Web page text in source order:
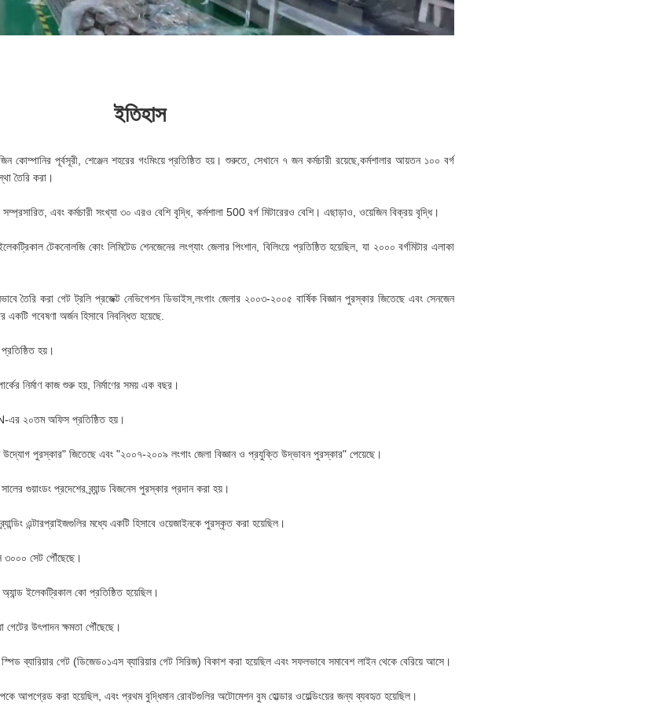
ইতিহাস
পূর্বসূরী, শেঞ্জেন শহরের গংমিংয়ে প্রতিষ্ঠিত হয়। শুরুতে, সেখানে ৭ জন কর্মচারী রয়েছে,কর্মশালার আয়তন ১০০ বর্গ
তৈরি করা।
এবং কর্মচারী সংখ্যা ৩০ এরও বেশি বৃদ্ধি, কর্মশালা 500 বর্গ মিটারেরও বেশি। এছাড়াও, ওয়েজিন বিক্রয় বৃদ্ধি।
টেকনোলজি কোং লিমিটেড শেনজেনের লংগ্যাং জেলার পিংশান, বিলিংয়ে প্রতিষ্ঠিত হয়েছিল, যা ২০০০ বর্গমিটার এলাকা
তৈরি করা গেট ট্রলি প্রজেক্ট নেভিগেশন ডিভাইস,লংগাং জেলার ২০০৩-২০০৫ বার্ষিক বিজ্ঞান পুরস্কার জিতেছে এবং সেনজেন
গবেষণা অর্জন হিসাবে নিবন্ধিত হয়েছে.
হয়।
নির্মাণ কাজ শুরু হয়, নির্মাণের সময় এক বছর।
এর ২০তম অফিস প্রতিষ্ঠিত হয়।
পুরস্কার" জিতেছে এবং "২০০৭-২০০৯ লংগাং জেলা বিজ্ঞান ও প্রযুক্তি উদ্ভাবন পুরস্কার" পেয়েছে।
গুয়াংডং প্রদেশের ব্র্যান্ড বিজনেস পুরস্কার প্রদান করা হয়।
এন্টারপ্রাইজগুলির মধ্যে একটি হিসাবে ওয়েজাইনকে পুরস্কৃত করা হয়েছিল।
৩০০০ সেট পৌঁছেছে।
ইলেকট্রিকাল কো প্রতিষ্ঠিত হয়েছিল।
গেটের উৎপাদন ক্ষমতা পৌঁছেছে।
ব্যারিয়ার গেট (ডিজেড০১এস ব্যারিয়ার গেট সিরিজ) বিকাশ করা হয়েছিল এবং সফলভাবে সমাবেশ লাইন থেকে বেরিয়ে আসে।
আপগ্রেড করা হয়েছিল, এবং প্রথম বুদ্ধিমান রোবটগুলির অটোমেশন বুম হোল্ডার ওয়েল্ডিংয়ের জন্য ব্যবহৃত হয়েছিল।